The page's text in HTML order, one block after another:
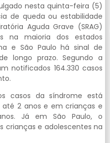
nesta quinta-feira (5)
de queda ou estabilidade
Aguda Grave (SRAG)
na maioria dos estados
e São Paulo há sinal de
longo prazo. Segundo a
notificados 164.330 casos
casos da síndrome está
2 anos e em crianças e
Já em São Paulo, o
crianças e adolescentes na